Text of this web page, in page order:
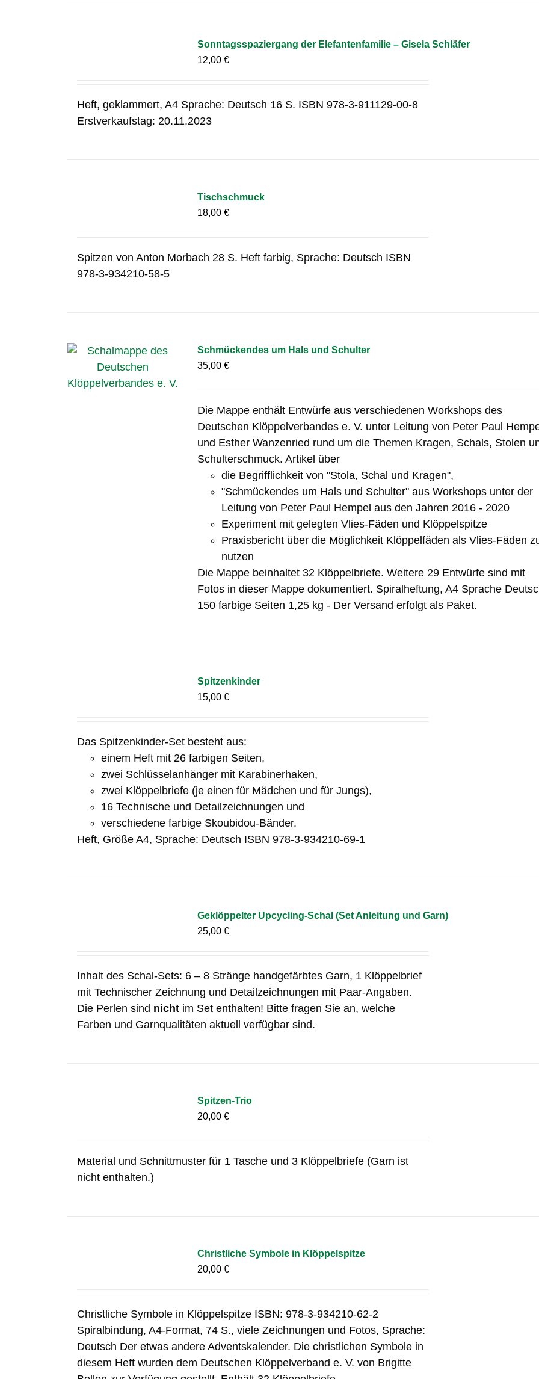
Sonntagsspaziergang der Elefantenfamilie – Gisela Schläfer
12,00€
Heft, geklammert, A4 Sprache: Deutsch 16 S. ISBN 978-3-911129-00-8
Erstverkaufstag: 20.11.2023
Tischschmuck
18,00€
Spitzen von Anton Morbach 28 S. Heft farbig, Sprache: Deutsch ISBN
978-3-934210-58-5
Schmückendes um Hals und Schulter
35,00€
Die Mappe enthält Entwürfe aus verschiedenen Workshops des
Deutschen Klöppelverbandes e. V. unter Leitung von Peter Paul
und Esther Wanzenried rund um die Themen Kragen, Schals, Stolen
Schulterschmuck. Artikel über
die Begrifflichkeit von "Stola, Schal und Kragen",
"Schmückendes um Hals und Schulter" aus Workshops unter der
Leitung von Peter Paul Hempel aus den Jahren 2016 - 2020
Experiment mit gelegten Vlies-Fäden und Klöppelspitze
Praxisbericht über die Möglichkeit Klöppelfäden als Vlies-Fäden
nutzen
Die Mappe beinhaltet 32 Klöppelbriefe. Weitere 29 Entwürfe sind mit
Fotos in dieser Mappe dokumentiert. Spiralheftung, A4 Sprache
150 farbige Seiten 1,25 kg - Der Versand erfolgt als Paket.
Spitzenkinder
15,00€
Das Spitzenkinder-Set besteht aus:
einem Heft mit 26 farbigen Seiten,
zwei Schlüsselanhänger mit Karabinerhaken,
zwei Klöppelbriefe (je einen für Mädchen und für Jungs),
16 Technische und Detailzeichnungen und
verschiedene farbige Skoubidou-Bänder.
Heft, Größe A4, Sprache: Deutsch ISBN 978-3-934210-69-1
Geklöppelter Upcycling-Schal (Set Anleitung und Garn)
25,00€
Inhalt des Schal-Sets: 6 – 8 Stränge handgefärbtes Garn, 1 Klöppelbrief
mit Technischer Zeichnung und Detailzeichnungen mit Paar-Angaben.
Die Perlen sind nicht im Set enthalten! Bitte fragen Sie an, welche
Farben und Garnqualitäten aktuell verfügbar sind.
Spitzen-Trio
20,00€
Material und Schnittmuster für 1 Tasche und 3 Klöppelbriefe (Garn ist
nicht enthalten.)
Christliche Symbole in Klöppelspitze
20,00€
Christliche Symbole in Klöppelspitze ISBN: 978-3-934210-62-2
Spiralbindung, A4-Format, 74 S., viele Zeichnungen und Fotos, Sprache:
Deutsch Der etwas andere Adventskalender. Die christlichen Symbole in
diesem Heft wurden dem Deutschen Klöppelverband e. V. von Brigitte